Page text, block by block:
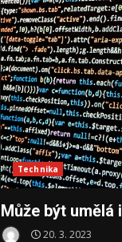
Technika
Může být umělá
20. 3. 2023